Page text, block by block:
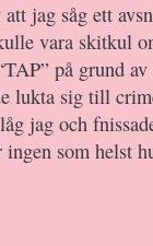
jag såg ett
vara skitkul
på grund
lukta sig till
jag och
som helst